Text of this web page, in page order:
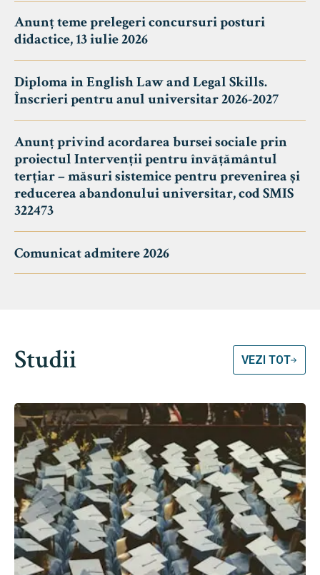
Anunț teme prelegeri concursuri posturi
didactice, 13 iulie 2026
Diploma in English Law and Legal Skills.
Înscrieri pentru anul universitar 2026-2027
Anunț privind acordarea bursei sociale prin
proiectul Intervenții pentru învățământul
terțiar – măsuri sistemice pentru prevenirea și
reducerea abandonului universitar, cod SMIS
322473
Comunicat admitere 2026
Studii VEZI TOT